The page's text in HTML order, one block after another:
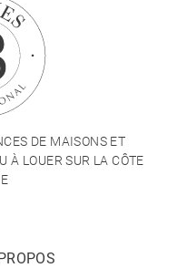
DE MAISONS ET
À LOUER SUR LA CÔTE